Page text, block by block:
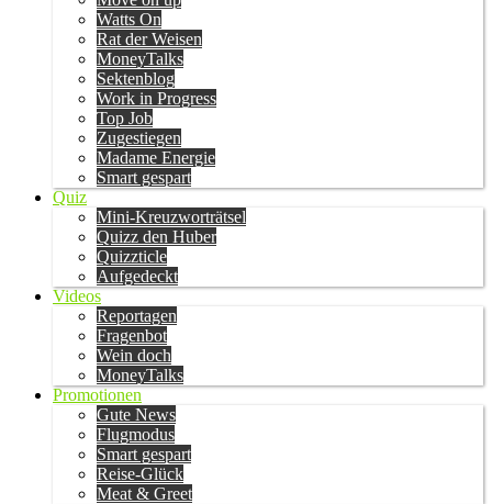
Watts On
Rat der Weisen
MoneyTalks
Sektenblog
Work in Progress
Top Job
Zugestiegen
Madame Energie
Smart gespart
Quiz
Mini-Kreuzworträtsel
Quizz den Huber
Quizzticle
Aufgedeckt
Videos
Reportagen
Fragenbot
Wein doch
MoneyTalks
Promotionen
Gute News
Flugmodus
Smart gespart
Reise-Glück
Meat & Greet